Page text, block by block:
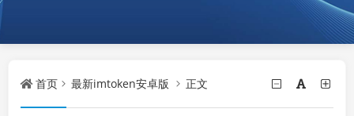
首页 最新imtoken安卓版 正文